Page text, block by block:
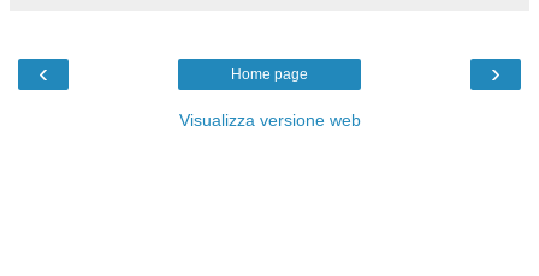
‹ ›
Home page
Visualizza versione web